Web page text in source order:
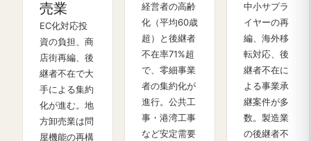
売業
EC化対応投
資の負担、商
店街再編、後
継者不在で大
手による集約
化が進む。地
方卸売業は問
屋機能の再構
経営者の高齢
化（平均60歳
超）と後継者
不在率71%超
で、零細事業
者の集約化が
進行。公共工
事・港湾工事
など安定需要
中小サプラ
イヤーの再
編、海外移
転対応、後
継者不在に
よる事業承
継案件が多
数。製造業
の後継者不